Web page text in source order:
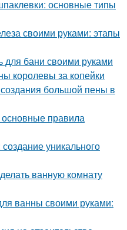
основные типы
своими руками: этапы
для бани своими руками
королевы за копейки
большой пены в
правила
уникального
ванную комнату
ванны своими руками: